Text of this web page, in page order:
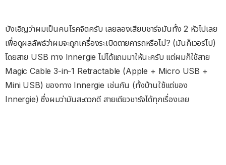
บังเอิญว่าผมเป็นคนโรคจิตครับ เลยลองเสียบชาร์จมันทั้ง 2 หัวไปเลย
เพื่อดูผลลัพธ์ว่าผมจะถูกเครื่องระเบิดตายคารถหรือไม่? (มันก็เวอร์ไป)
โดยสาย USB ทาง Innergie ไม่ได้แถมมาให้นะครับ แต่ผมก็ใช้สาย
Magic Cable 3-in-1 Retractable (Apple + Micro USB +
Mini USB) ของทาง Innergie เช่นกัน (ทั้งบ้านใช้แต่ของ
Innergie) ซึ่งผมว่ามันสะดวกดี สายเดียวชาร์จได้ทุกเรื่องเลย